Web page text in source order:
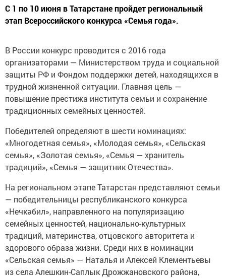
С 1 по 10 июня в Татарстане пройдет региональный
этап Всероссийского конкурса «Семья года».
В России конкурс проводится с 2016 года
организаторами — Министерством труда и социальной
защиты РФ и Фондом поддержки детей, находящихся в
трудной жизненной ситуации. Главная цель —
повышение престижа института семьи и сохранение
традиционных семейных ценностей.
Победителей определяют в шести номинациях:
«Многодетная семья», «Молодая семья», «Сельская
семья», «Золотая семья», «Семья — хранитель
традиций», «Семья — защитник Отечества».
На региональном этапе Татарстан представляют семьи
— победительницы республиканского конкурса
«Нечкәбил», направленного на популяризацию
семейных ценностей, национально-культурных
традиций, материнства, отцовского авторитета и
здорового образа жизни. Среди них в номинации
«Сельская семья» — Наталья и Алексей Клементьевы
из села Алешкин-Саплык Дрожжановского района,